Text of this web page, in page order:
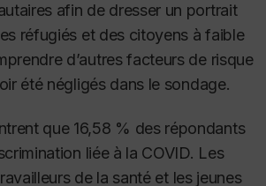
afin de dresser un portrait
réfugiés et des citoyens à faible
d’autres facteurs de risque
été négligés dans le sondage.
que 16,58 % des répondants
liée à la COVID. Les
de la santé et les jeunes